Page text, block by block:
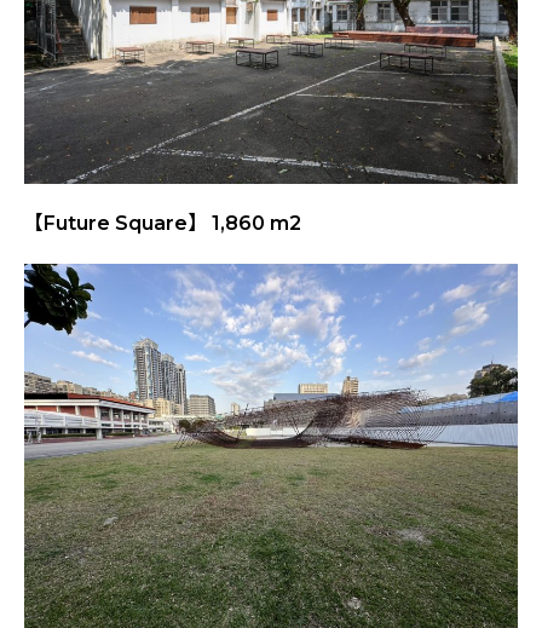
【Future Square】 1,860 m2